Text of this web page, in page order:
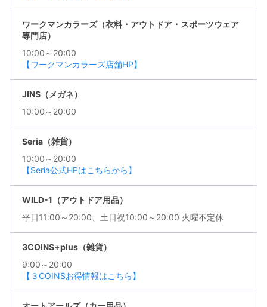
ワークマンカラーズ（衣料・アウトドア・スポーツウェア
専門店）
10:00～20:00
【ワークマンカラーズ店舗HP】
JINS（メガネ）
10:00～20:00
Seria（雑貨）
10:00～20:00
【Seria公式HPはこちらから】
WILD-1（アウトドア用品）
平日11:00～20:00、土日祝10:00～20:00 火曜不定休
3COINS+plus（雑貨）
9:00～20:00
【３COINSお得情報はこちら】